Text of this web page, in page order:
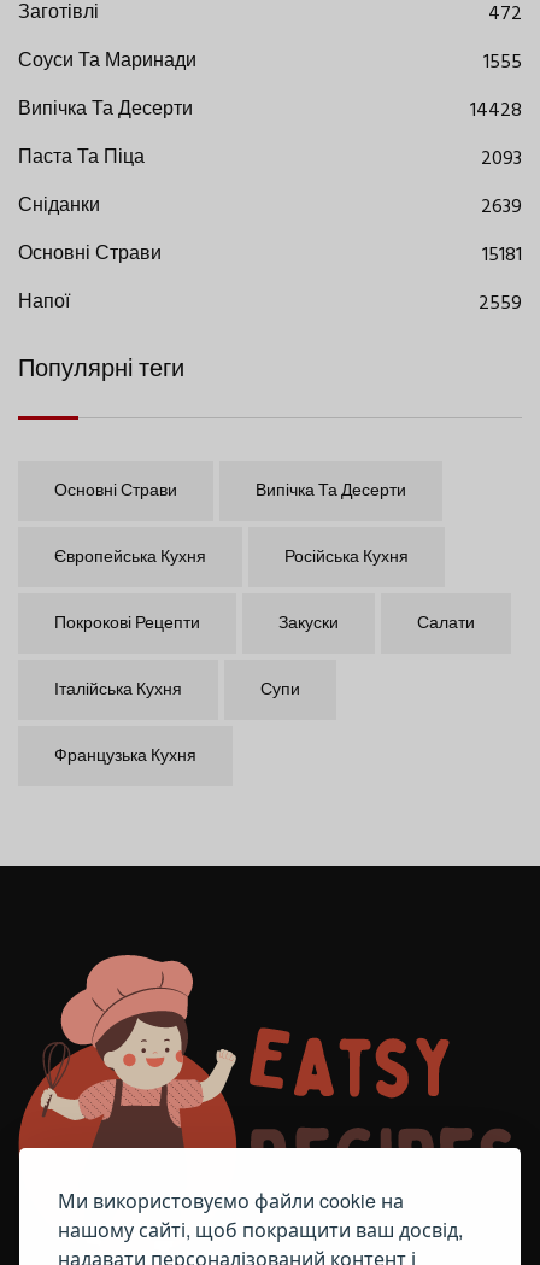
Ми використовуємо файли cookie на
нашому сайті, щоб покращити ваш досвід,
надавати персоналізований контент і
Заготівлі
472
Соуси Та Маринади
1555
Випічка Та Десерти
14428
Паста Та Піца
2093
Сніданки
2639
Основні Страви
15181
Напої
2559
Популярні теги
Основні Страви Випічка Та Десерти
Європейська Кухня Російська Кухня
Покрокові Рецепти Закуски Салати
Італійська Кухня Супи
Французька Кухня